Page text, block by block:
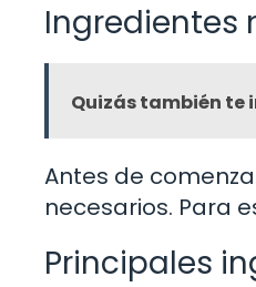
Ingredientes
Quizás también te
Antes de
necesarios. Para
Principales